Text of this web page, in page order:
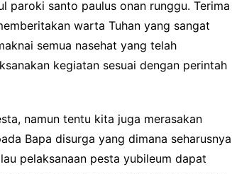
paroki santo paulus onan runggu. Terima
warta Tuhan yang sangat
semua nasehat yang telah
kegiatan sesuai dengan perintah
namun tentu kita juga merasakan
Bapa disurga yang dimana seharusnya
pelaksanaan pesta yubileum dapat